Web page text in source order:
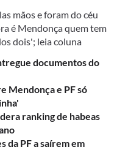
mãos e foram do céu
é Mendonça quem tem
dois'; leia coluna
documentos do
Mendonça e PF só
ranking de habeas
da PF a saírem em